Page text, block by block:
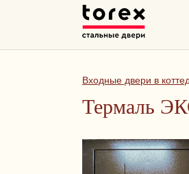
Входные двери в
Термаль